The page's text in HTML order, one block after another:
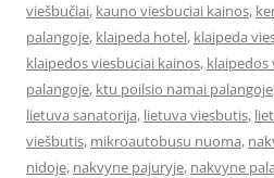
viešbučiai, kauno viesbuciai kainos,
palangoje, klaipeda hotel, klaipeda
klaipedos viesbuciai kainos, klaipedos
palangoje, ktu poilsio namai palangoje
lietuva sanatorija, lietuva viesbutis,
viešbutis, mikroautobusu nuoma,
nidoje, nakvyne pajuryje, nakvyne